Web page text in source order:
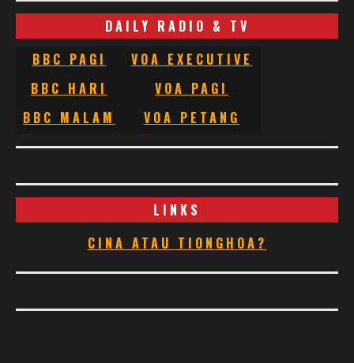
DAILY RADIO & TV
BBC PAGI
VOA EXECUTIVE
BBC HARI
VOA PAGI
BBC MALAM
VOA PETANG
LINKS
CINA ATAU TIONGHOA?